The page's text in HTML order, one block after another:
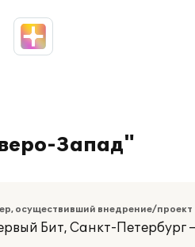
Запад"
осуществивший внедрение/проект
Бит, Санкт-Петербург